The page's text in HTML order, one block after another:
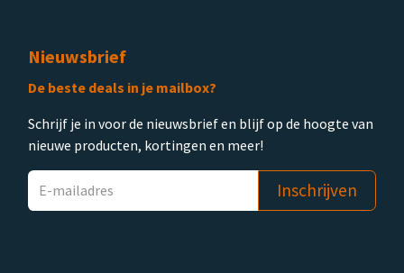
Nieuwsbrief
De beste deals in je mailbox?
Schrijf je in voor de nieuwsbrief en blijf op de hoogte van
nieuwe producten, kortingen en meer!
Inschrijven